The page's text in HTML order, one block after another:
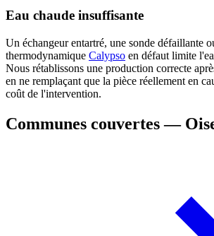
Eau chaude insuffisante
Un échangeur entartré, une sonde défaillante
thermodynamique Calypso en défaut limite
Nous rétablissons une production correcte
en ne remplaçant que la pièce réellement en
coût de l'intervention.
Communes couvertes —